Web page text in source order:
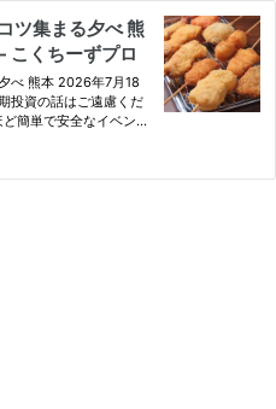
ツ集まる夕べ 熊
こくちーずプロ
べ 熊本 2026年7月18
投資の話はご遠慮くだ
簡単で安全なイベント
ント・セミナー・勉強